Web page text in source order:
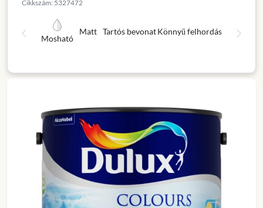
Cikkszám: 5327472
Mosható
Matt Tartós bevonatKönnyű felhordás